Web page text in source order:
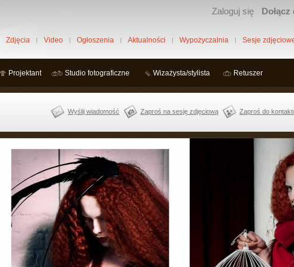
Zaloguj się
Zdjęcia Video Ogłoszenia Aktualności Wypożyczalnia Sesje
Projektant Studio fotograficzne Wizażysta/stylista Retuszer
Wyślij wiadomość Zaproś na sesję zdjęciową Zaproś do